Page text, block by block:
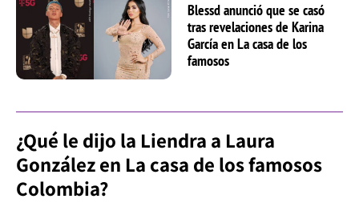
Blessd anunció que se casó
tras revelaciones de Karina
García en La casa de los
famosos
¿Qué le dijo la Liendra a Laura
González en La casa de los famosos
Colombia?